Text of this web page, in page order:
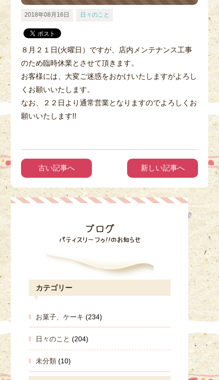
2018年08月16日 日々のこと
８月２１日(火曜日）ですが、店内メンテナンス工事
のため臨時休業とさせて頂きます。
お客様には、大変ご迷惑をおかけいたしますがよろし
くお願いいたします。
なお、２２日より通常営業となりますのでよろしくお
願いいたします!!
古い記事へ 新しい記事へ
カテゴリー
お菓子、ケーキ (234)
日々のこと (204)
未分類 (10)